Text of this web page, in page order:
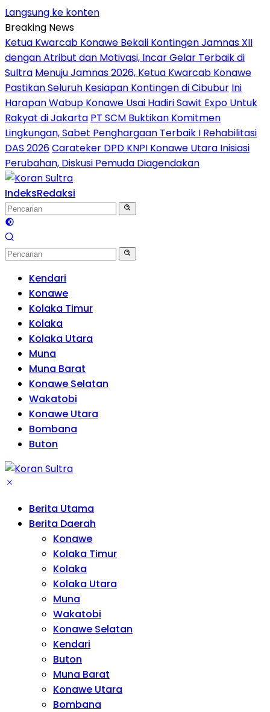
Langsung ke konten
Breaking News
Ketua Kwarcab Konawe Bekali Kontingen Jamnas XII
dengan Atribut dan Motivasi, Incar Gelar Terbaik di
Sultra Menuju Jamnas 2026, Ketua Kwarcab Konawe
Pastikan Seluruh Kesiapan Kontingen di Cibubur Ini
Harapan Wabup Konawe Usai Hadiri Sawit Expo Untuk
Rakyat di Jakarta PT SCM Buktikan Komitmen
Lingkungan, Sabet Penghargaan Terbaik I Rehabilitasi
DAS 2026Carateker DPD KNPI Konawe Utara Inisiasi
Perubahan, Diskusi Pemuda Diagendakan
IndeksRedaksi
Kendari
Konawe
Kolaka Timur
Kolaka
Kolaka Utara
Muna
Muna Barat
Konawe Selatan
Wakatobi
Konawe Utara
Bombana
Buton
Berita Utama
Berita Daerah
Konawe
Kolaka Timur
Kolaka
Kolaka Utara
Muna
Wakatobi
Konawe Selatan
Kendari
Buton
Muna Barat
Konawe Utara
Bombana